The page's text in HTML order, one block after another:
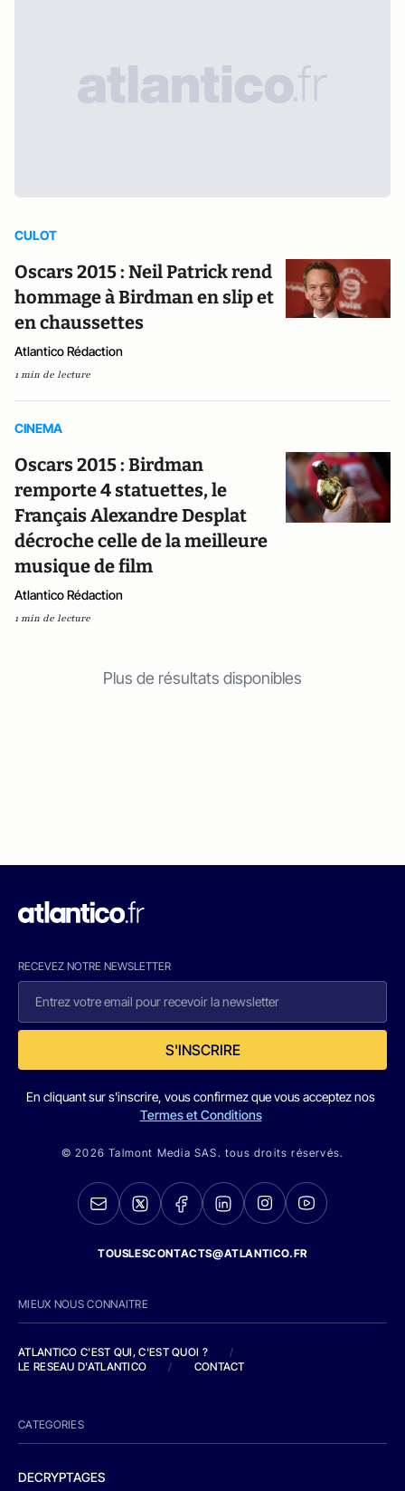
CULOT
Oscars 2015 : Neil Patrick rend
hommage à Birdman en slip et
en chaussettes
Atlantico Rédaction
1 min de lecture
CINEMA
Oscars 2015 : Birdman
remporte 4 statuettes, le
Français Alexandre Desplat
décroche celle de la meilleure
musique de film
Atlantico Rédaction
1 min de lecture
Plus de résultats disponibles
RECEVEZ NOTRE NEWSLETTER
S'INSCRIRE
En cliquant sur s'inscrire, vous confirmez que vous acceptez nos
Termes et Conditions
© 2026 Talmont Media SAS. tous droits réservés.
TOUSLESCONTACTS@ATLANTICO.FR
MIEUX NOUS CONNAITRE
ATLANTICO C'EST QUI, C'EST QUOI ?
/
LE RESEAU D'ATLANTICO
/ CONTACT
CATEGORIES
DECRYPTAGES